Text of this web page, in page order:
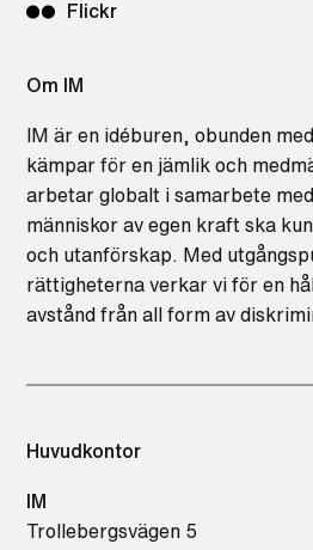
Flickr
Om IM
IM är en idéburen, obunden
kämpar för en jämlik och
arbetar globalt i samarbete
människor av egen kraft ska
och utanförskap. Med
rättigheterna verkar vi för en
avstånd från all form av
Huvudkontor
IM
Trollebergsvägen 5